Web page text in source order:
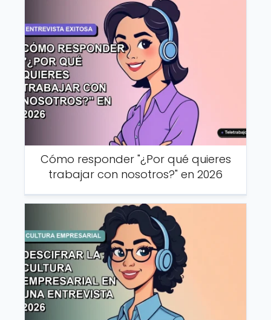
Cómo responder "¿Por qué quieres
trabajar con nosotros?" en 2026